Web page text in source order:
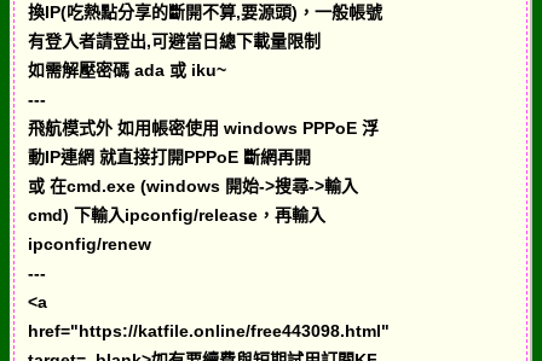
換IP(吃熱點分享的斷開不算,要源頭)，一般帳號
有登入者請登出,可避當日總下載量限制
如需解壓密碼 ada 或 iku~
---
飛航模式外 如用帳密使用 windows PPPoE 浮
動IP連網 就直接打開PPPoE 斷網再開
或 在cmd.exe (windows 開始->搜尋->輸入
cmd) 下輸入ipconfig/release，再輸入
ipconfig/renew
---
<a
href="https://katfile.online/free443098.html"